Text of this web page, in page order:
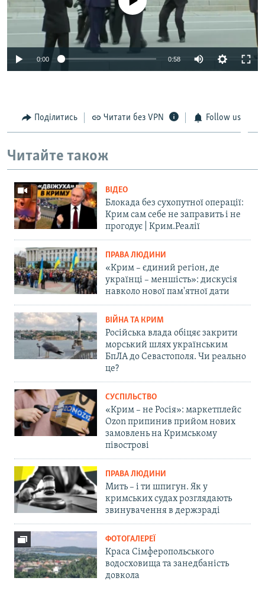
0:00 0:58
Поділитись Читати без VPN Follow us
Читайте також
ВІДЕО
Блокада без сухопутної операції:
Крим сам себе не заправить і не
прогодує | Крим.Реалії
ПРАВА ЛЮДИНИ
«Крим – єдиний регіон, де
українці – меншість»: дискусія
навколо нової пам'ятної дати
ВІЙНА ТА КРИМ
Російська влада обіцяє закрити
морський шлях українським
БпЛА до Севастополя. Чи реально
це?
СУСПІЛЬСТВО
«Крим – не Росія»: маркетплейс
Ozon припинив прийом нових
замовлень на Кримському
півострові
ПРАВА ЛЮДИНИ
Мить – і ти шпигун. Як у
кримських судах розглядають
звинувачення в держзраді
ФОТОГАЛЕРЕЇ
Краса Сімферопольського
водосховища та занедбаність
довкола